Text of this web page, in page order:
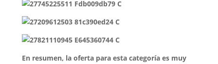
En resumen, la oferta para esta categoría es muy